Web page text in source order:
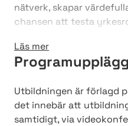
nätverk, skapar
chansen att testa
Många studenter får sitt
Läs mer
Programupplägg
Utbildningen är förlagd
det innebär att
samtidigt, via